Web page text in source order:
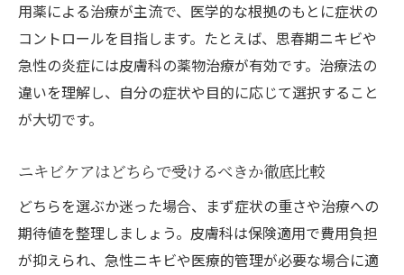
用薬による治療が主流で、医学的な根拠のもとに症状の
コントロールを目指します。たとえば、思春期ニキビや
急性の炎症には皮膚科の薬物治療が有効です。治療法の
違いを理解し、自分の症状や目的に応じて選択すること
が大切です。
ニキビケアはどちらで受けるべきか徹底比較
どちらを選ぶか迷った場合、まず症状の重さや治療への
期待値を整理しましょう。皮膚科は保険適用で費用負担
が抑えられ、急性ニキビや医療的管理が必要な場合に適